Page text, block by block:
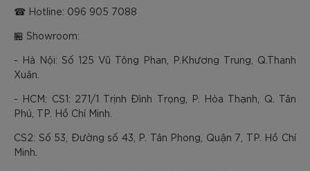
☎ Hotline: 096 905 7088
🏪 Showroom:
- Hà Nội: Số 125 Vũ Tông Phan, P.Khương Trung, Q.Thanh
Xuân.
- HCM: CS1: 271/1 Trịnh Đình Trọng, P. Hòa Thạnh, Q. Tân
Phú, TP. Hồ Chí Minh.
CS2: Số 53, Đường số 43, P. Tân Phong, Quận 7, TP. Hồ Chí
Minh.